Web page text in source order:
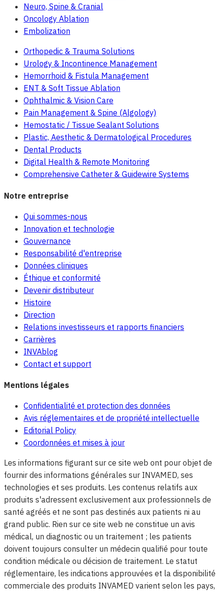
Neuro, Spine & Cranial
Oncology Ablation
Embolization
Orthopedic & Trauma Solutions
Urology & Incontinence Management
Hemorrhoid & Fistula Management
ENT & Soft Tissue Ablation
Ophthalmic & Vision Care
Pain Management & Spine (Algology)
Hemostatic / Tissue Sealant Solutions
Plastic, Aesthetic & Dermatological Procedures
Dental Products
Digital Health & Remote Monitoring
Comprehensive Catheter & Guidewire Systems
Notre entreprise
Qui sommes-nous
Innovation et technologie
Gouvernance
Responsabilité d'entreprise
Données cliniques
Éthique et conformité
Devenir distributeur
Histoire
Direction
Relations investisseurs et rapports financiers
Carrières
INVAblog
Contact et support
Mentions légales
Confidentialité et protection des données
Avis réglementaires et de propriété intellectuelle
Editorial Policy
Coordonnées et mises à jour
Les informations figurant sur ce site web ont pour objet de
fournir des informations générales sur INVAMED, ses
technologies et ses produits. Les contenus relatifs aux
produits s'adressent exclusivement aux professionnels de
santé agréés et ne sont pas destinés aux patients ni au
grand public. Rien sur ce site web ne constitue un avis
médical, un diagnostic ou un traitement ; les patients
doivent toujours consulter un médecin qualifié pour toute
condition médicale ou décision de traitement. Le statut
réglementaire, les indications approuvées et la disponibilité
commerciale des produits INVAMED varient selon les pays,